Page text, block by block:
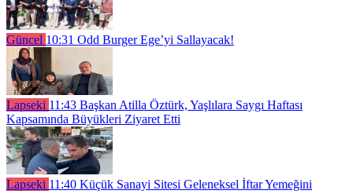
Güncel 10:31 Odd Burger Ege’yi Sallayacak!
Lapseki 11:43 Başkan Atilla Öztürk, Yaşlılara Saygı Haftası
Kapsamında Büyükleri Ziyaret Etti
Lapseki 11:40 Küçük Sanayi Sitesi Geleneksel İftar Yemeğini